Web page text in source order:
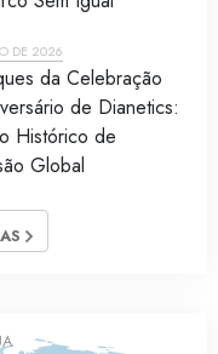
DE 2026
da Celebração
de Dianetics:
Histórico de
Global